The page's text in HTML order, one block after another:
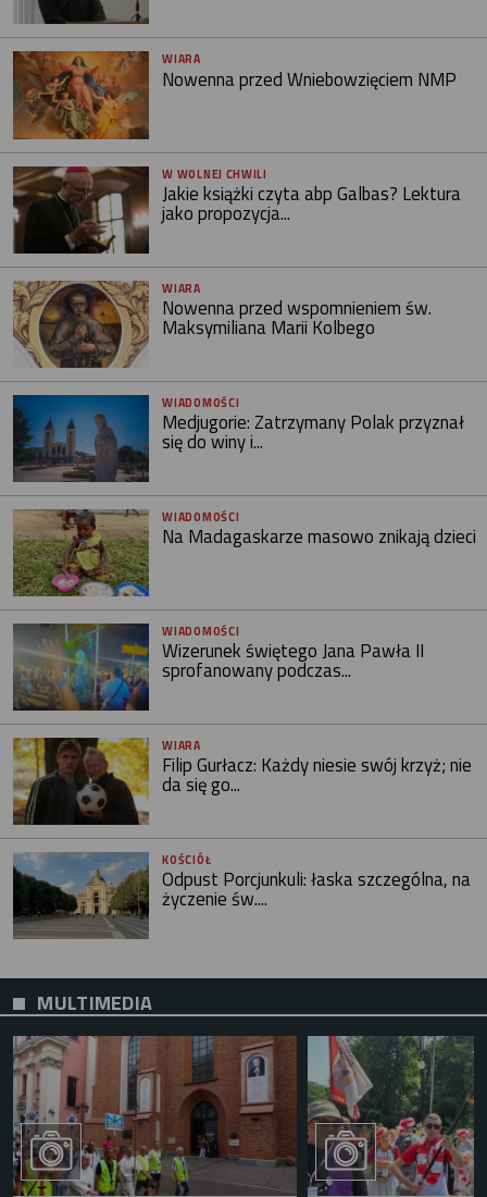
WIARA
Nowenna przed Wniebowzięciem NMP
W WOLNEJ CHWILI
Jakie książki czyta abp Galbas? Lektura
jako propozycja...
WIARA
Nowenna przed wspomnieniem św.
Maksymiliana Marii Kolbego
WIADOMOŚCI
Medjugorie: Zatrzymany Polak przyznał
się do winy i...
WIADOMOŚCI
Na Madagaskarze masowo znikają dzieci
WIADOMOŚCI
Wizerunek świętego Jana Pawła II
sprofanowany podczas...
WIARA
Filip Gurłacz: Każdy niesie swój krzyż; nie
da się go...
KOŚCIÓŁ
Odpust Porcjunkuli: łaska szczególna, na
życzenie św....
MULTIMEDIA